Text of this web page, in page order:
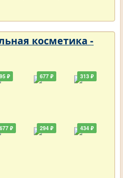
косметика -
95 ₽
677 ₽
677 ₽
294 ₽
313 ₽
434 ₽